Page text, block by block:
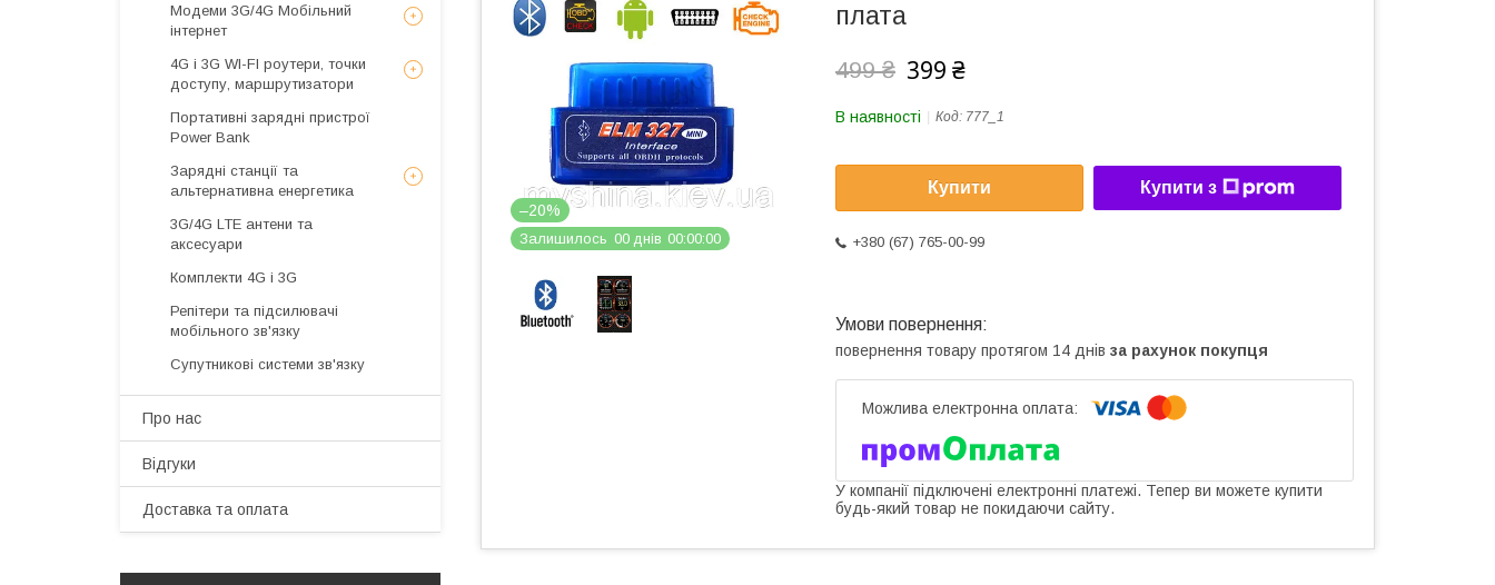
–20%
Залишилось 00 днів 00 00 00
плата
499 ₴ 399 ₴
В наявності Код: 777_1
Купити Купити з
+380 (67) 765-00-99
повернення товару протягом 14 днів за рахунок покупця
У компанії підключені електронні платежі. Тепер ви можете купити
будь-який товар не покидаючи сайту.
Модеми 3G/4G Мобільний
інтернет
4G і 3G WI-FI роутери, точки
доступу, маршрутизатори
Портативні зарядні пристрої
Power Bank
Зарядні станції та
альтернативна енергетика
3G/4G LTE антени та
аксесуари
Комплекти 4G і 3G
Репітери та підсилювачі
мобільного зв'язку
Супутникові системи зв'язку
Про нас
Відгуки
Доставка та оплата